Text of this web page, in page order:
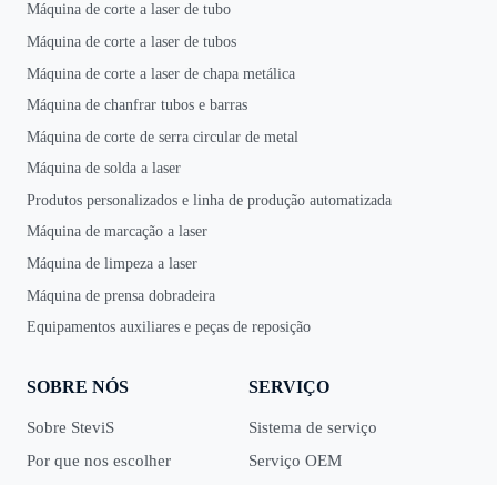
Máquina de corte a laser de tubo
Máquina de corte a laser de tubos
Máquina de corte a laser de chapa metálica
Máquina de chanfrar tubos e barras
Máquina de corte de serra circular de metal
Máquina de solda a laser
Produtos personalizados e linha de produção automatizada
Máquina de marcação a laser
Máquina de limpeza a laser
Máquina de prensa dobradeira
Equipamentos auxiliares e peças de reposição
SOBRE NÓS
Sobre SteviS
Por que nos escolher
SERVIÇO
Sistema de serviço
Serviço OEM